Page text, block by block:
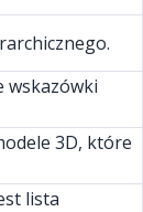
wskazówki
3D, które
lista